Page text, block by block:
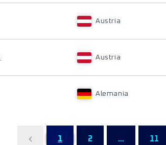
Austria
Austria
Alemania
1 2 ... 11